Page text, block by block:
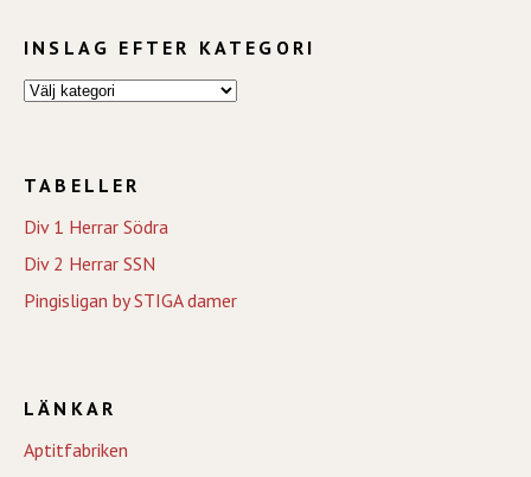
INSLAG EFTER KATEGORI
TABELLER
Div 1 Herrar Södra
Div 2 Herrar SSN
Pingisligan by STIGA damer
LÄNKAR
Aptitfabriken